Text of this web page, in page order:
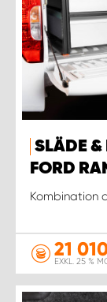
SLÄDE
FORD
Kombination
21
EXKL. 25 %